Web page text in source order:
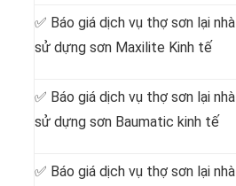
✅ Báo giá dịch vụ thợ sơn lại nhà
sử dựng sơn Maxilite Kinh tế
✅ Báo giá dịch vụ thợ sơn lại nhà
sử dựng sơn Baumatic kinh tế
✅ Báo giá dịch vụ thợ sơn lại nhà